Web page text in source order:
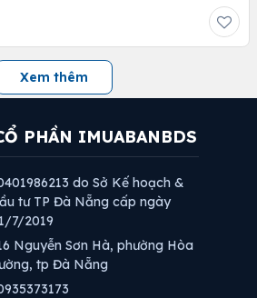
Xem thêm
PHẦN IMUABANBDS
do Sở Kế hoạch &
tư TP Đà Nẵng cấp ngày
7/2019
Nguyễn Sơn Hà, phường Hòa
tp Đà Nẵng